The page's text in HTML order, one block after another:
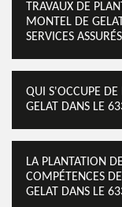
TRAVAUX DE
MONTEL DE
SERVICES
QUI S'OCCUPE DE
GELAT DANS LE
LA PLANTATION
COMPÉTENCES
GELAT DANS LE